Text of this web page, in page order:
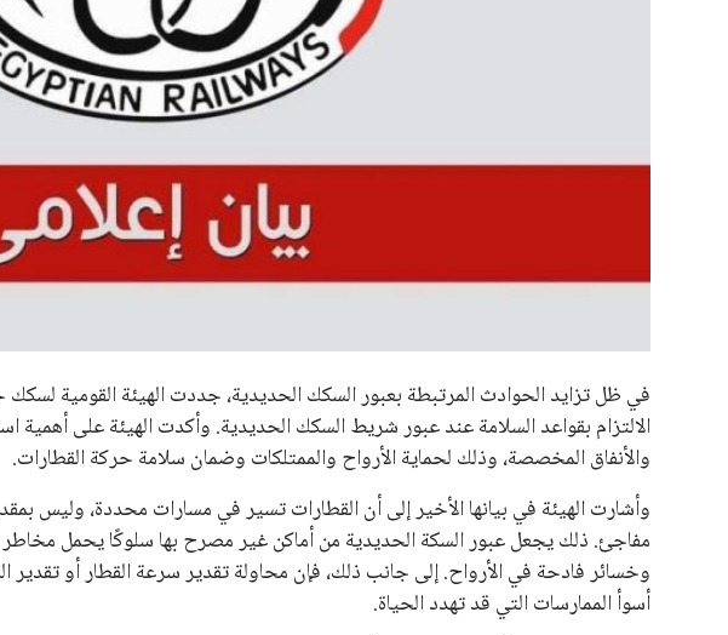
في ظل تزايد الحوادث المرتبطة بعبور السكك الحديدية، جددت الهيئة القومية
الالتزام بقواعد السلامة عند عبور شريط السكك الحديدية. وأكدت الهيئة على أهمية
والأنفاق المخصصة، وذلك لحماية الأرواح والممتلكات وضمان سلامة حركة القطارات.
وأشارت الهيئة في بيانها الأخير إلى أن القطارات تسير في مسارات محددة، وليس
مفاجئ. ذلك يجعل عبور السكة الحديدية من أماكن غير مصرح بها سلوكًا يحمل
وخسائر فادحة في الأرواح. إلى جانب ذلك، فإن محاولة تقدير سرعة القطار أو تقدير
أسوأ الممارسات التي قد تهدد الحياة.